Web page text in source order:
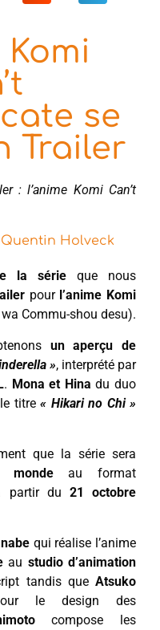
Komi
se
Trailer
: l’anime Komi Can’t
Quentin Holveck
la série que nous
pour l’anime Komi
Commu-shou desu).
un aperçu de
», interprété par
. Mona et Hina du duo
le titre« Hikari no Chi »
que la série sera
au format
partir du 21 octobre
qui réalise l’anime
au studio d’animation
tandis que Atsuko
le design des
compose les